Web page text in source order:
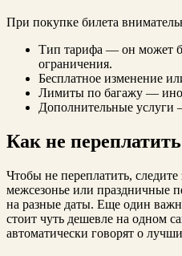
При покупке билета
Тип тарифа — он может
ограничения.
Бесплатное изменение
Лимиты по багажу —
Дополнительные услуги
Как не
Чтобы не переплатить,
межсезонье или праздничные
на разные даты. Еще один
стоит чуть дешевле на одном
автоматически говорят о